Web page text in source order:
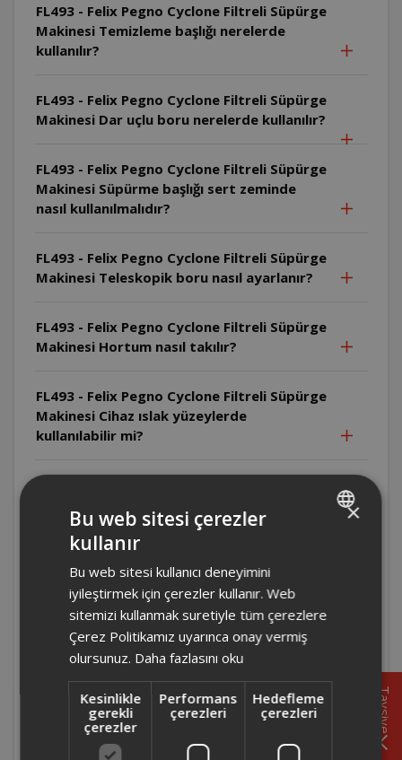
FL493 - Felix Pegno Cyclone Filtreli Süpürge
Makinesi Temizleme başlığı nerelerde
kullanılır?
FL493 - Felix Pegno Cyclone Filtreli Süpürge
Makinesi Dar uçlu boru nerelerde kullanılır?
FL493 - Felix Pegno Cyclone Filtreli Süpürge
Makinesi Süpürme başlığı sert zeminde
nasıl kullanılmalıdır?
FL493 - Felix Pegno Cyclone Filtreli Süpürge
Makinesi Teleskopik boru nasıl ayarlanır?
FL493 - Felix Pegno Cyclone Filtreli Süpürge
Makinesi Hortum nasıl takılır?
FL493 - Felix Pegno Cyclone Filtreli Süpürge
Makinesi Cihaz ıslak yüzeylerde
kullanılabilir mi?
yapılmalıdır?
FL493 - Felix Pegno Cyclone Filtreli Süpürge
Makinesi Çocuklar cihazı kullanabilir mi?
FL493 - Felix Pegno Cyclone Filtreli Süpürge
Makinesi Cihaz ticari amaçla kullanılabilir
FL493 - Felix Pegno Cyclone Filtreli Süpürge
Makinesi Cihazın voltajı neden kontrol
Tavsiye
×
Bu web sitesi çerezler
kullanır
Bu web sitesi kullanıcı deneyimini
iyileştirmek için çerezler kullanır. Web
sitemizi kullanmak suretiyle tüm çerezlere
Çerez Politikamız uyarınca onay vermiş
olursunuz. Daha fazlasını oku
Kesinlikle
gerekli
çerezler
Performans
çerezleri
Hedefleme
çerezleri